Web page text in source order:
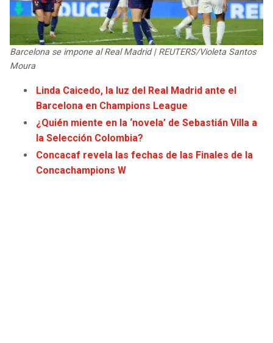
JAGUARS
TITANS
GIANTS
EAGLES
COMMANDERS
WIZARDS
WARRIORS
LAKERS
SUNS
KINGS
Barcelona se impone al Real Madrid | REUTERS/Violeta Santos
Moura
Linda Caicedo, la luz del Real Madrid ante el
Barcelona en Champions League
¿Quién miente en la ‘novela’ de Sebastián Villa a
la Selección Colombia?
Concacaf revela las fechas de las Finales de la
Concachampions W